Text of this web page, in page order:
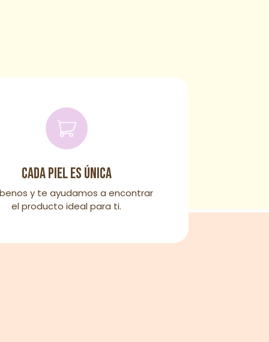
Cada piel es única
y te ayudamos a encontrar
el producto ideal para ti.